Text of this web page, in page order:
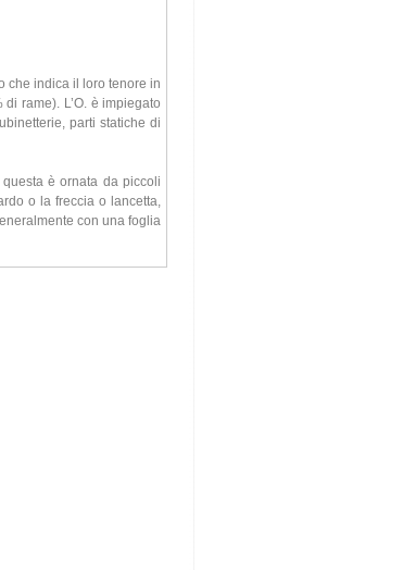
che indica il loro tenore in
rame). L’O. è impiegato
parti statiche di
è ornata da piccoli
o la freccia o lancetta,
con una foglia